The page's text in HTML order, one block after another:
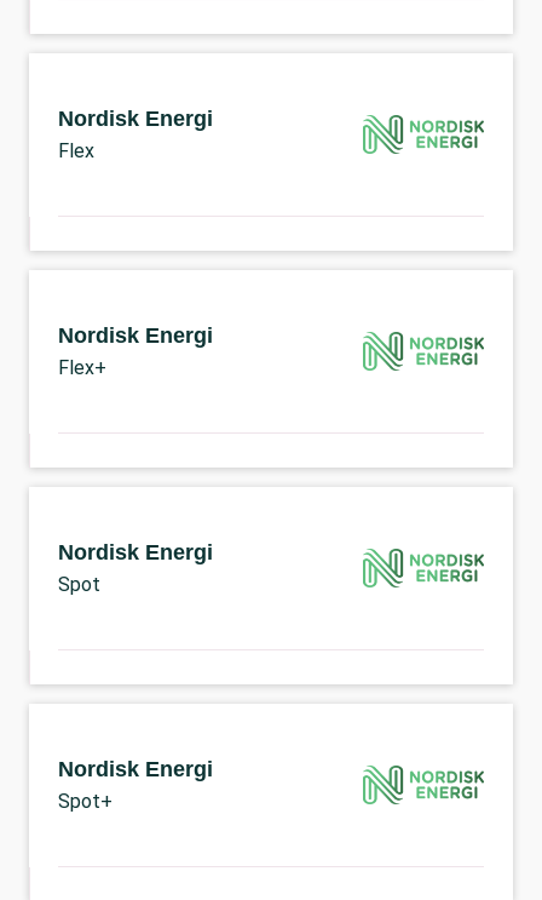
Nordisk Energi
Flex
Nordisk Energi
Flex+
Nordisk Energi
Spot
Nordisk Energi
Spot+